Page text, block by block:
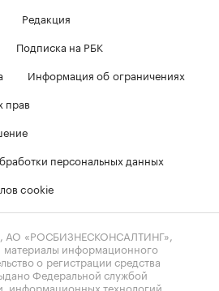
Редакция
Подписка на РБК
Информация об ограничениях
прав
персональных данных
cookie
«РОСБИЗНЕСКОНСАЛТИНГ»,
информационного
о регистрации средства
Федеральной службой
информационных технологий